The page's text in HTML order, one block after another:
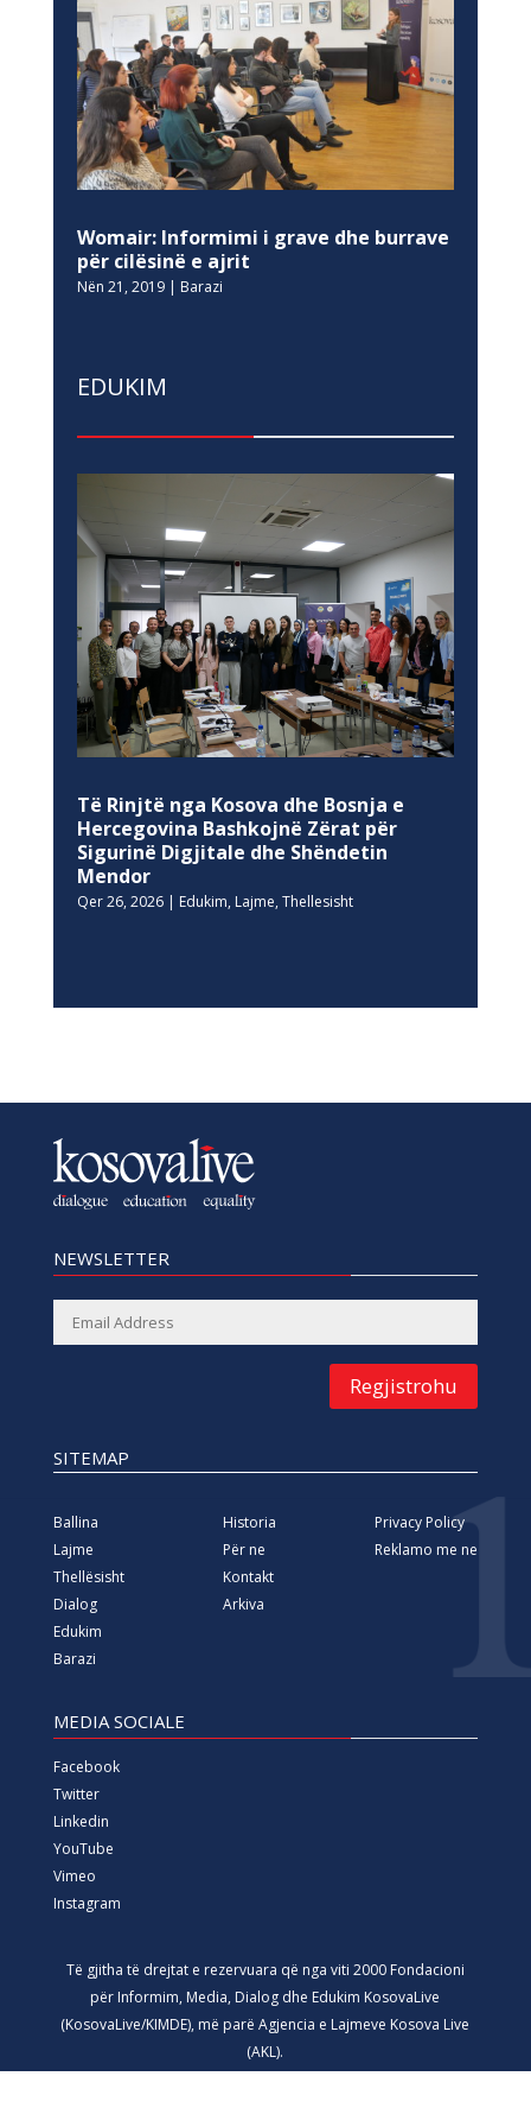
Womair: Informimi i grave dhe burrave
për cilësinë e ajrit
Nën 21, 2019| Barazi
EDUKIM
Të Rinjtë nga Kosova dhe Bosnja e
Hercegovina Bashkojnë Zërat për
Sigurinë Digjitale dhe Shëndetin
Mendor
Qer 26, 2026| Edukim, Lajme, Thellesisht
NEWSLETTER
Regjistrohu
SITEMAP
Ballina
Lajme
Thellësisht
Dialog
Edukim
Barazi
Historia
Për ne
Kontakt
Arkiva
Privacy Policy
Reklamo me ne
MEDIA SOCIALE
Facebook
Twitter
Linkedin
YouTube
Vimeo
Instagram
Të gjitha të drejtat e rezervuara që nga viti 2000 Fondacioni
për Informim, Media, Dialog dhe Edukim KosovaLive
(KosovaLive/KIMDE), më parë Agjencia e Lajmeve Kosova Live
(AKL).